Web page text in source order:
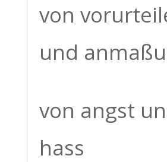
von
und
von angst
hass